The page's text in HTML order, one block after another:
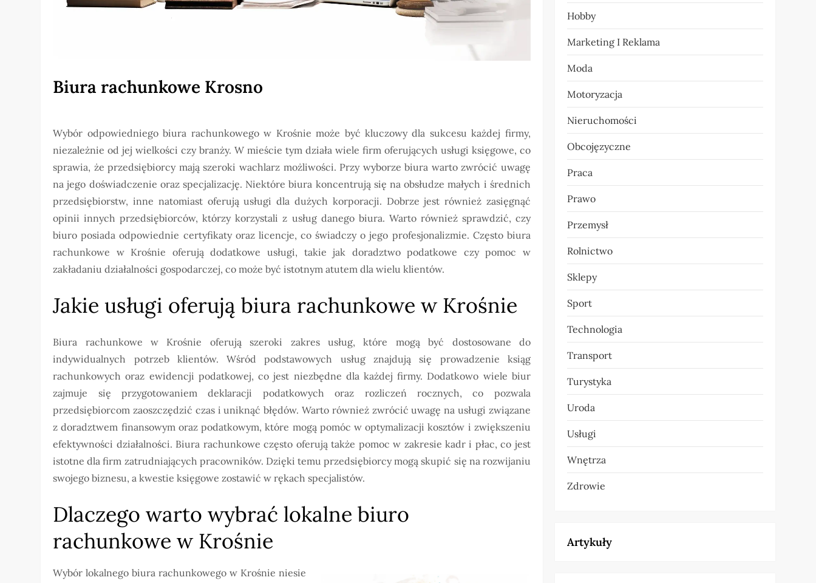
Biura rachunkowe Krosno
Wybór odpowiedniego biura rachunkowego w Krośnie może być kluczowy dla sukcesu każdej firmy,
niezależnie od jej wielkości czy branży. W mieście tym działa wiele firm oferujących usługi księgowe, co
sprawia, że przedsiębiorcy mają szeroki wachlarz możliwości. Przy wyborze biura warto zwrócić uwagę
na jego doświadczenie oraz specjalizację. Niektóre biura koncentrują się na obsłudze małych i średnich
przedsiębiorstw, inne natomiast oferują usługi dla dużych korporacji. Dobrze jest również zasięgnąć
opinii innych przedsiębiorców, którzy korzystali z usług danego biura. Warto również sprawdzić, czy
biuro posiada odpowiednie certyfikaty oraz licencje, co świadczy o jego profesjonalizmie. Często biura
rachunkowe w Krośnie oferują dodatkowe usługi, takie jak doradztwo podatkowe czy pomoc w
zakładaniu działalności gospodarczej, co może być istotnym atutem dla wielu klientów.
Jakie usługi oferują biura rachunkowe w Krośnie
Biura rachunkowe w Krośnie oferują szeroki zakres usług, które mogą być dostosowane do
indywidualnych potrzeb klientów. Wśród podstawowych usług znajdują się prowadzenie ksiąg
rachunkowych oraz ewidencji podatkowej, co jest niezbędne dla każdej firmy. Dodatkowo wiele biur
zajmuje się przygotowaniem deklaracji podatkowych oraz rozliczeń rocznych, co pozwala
przedsiębiorcom zaoszczędzić czas i uniknąć błędów. Warto również zwrócić uwagę na usługi związane
z doradztwem finansowym oraz podatkowym, które mogą pomóc w optymalizacji kosztów i zwiększeniu
efektywności działalności. Biura rachunkowe często oferują także pomoc w zakresie kadr i płac, co jest
istotne dla firm zatrudniających pracowników. Dzięki temu przedsiębiorcy mogą skupić się na rozwijaniu
swojego biznesu, a kwestie księgowe zostawić w rękach specjalistów.
Dlaczego warto wybrać lokalne biuro
rachunkowe w Krośnie
Wybór lokalnego biura rachunkowego w Krośnie niesie
Hobby
Marketing I Reklama
Moda
Motoryzacja
Nieruchomości
Obcojęzyczne
Praca
Prawo
Przemysł
Rolnictwo
Sklepy
Sport
Technologia
Transport
Turystyka
Uroda
Usługi
Wnętrza
Zdrowie
Artykuły